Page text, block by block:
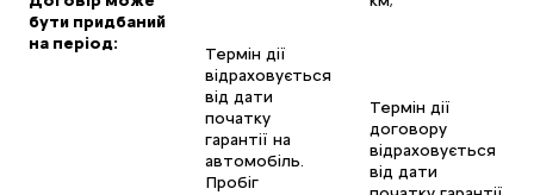
Термін дії
відраховується
від дати
початку
гарантії на
автомобіль.
Пробіг
Термін дії
договору
відраховується
від дати
бути придбаний
на період: